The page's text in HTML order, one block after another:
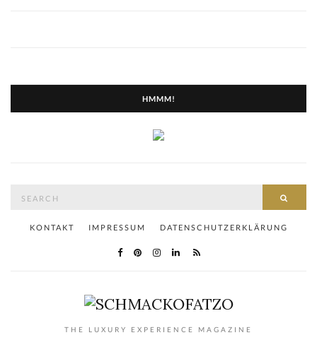
HMMM!
KONTAKT IMPRESSUM DATENSCHUTZERKLÄRUNG
THE LUXURY EXPERIENCE MAGAZINE